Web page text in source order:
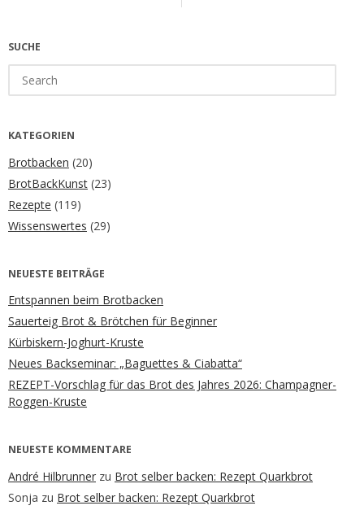
SUCHE
for:
KATEGORIEN
Brotbacken (20)
BrotBackKunst (23)
Rezepte (119)
Wissenswertes (29)
NEUESTE BEITRÄGE
Entspannen beim Brotbacken
Sauerteig Brot & Brötchen für Beginner
Kürbiskern-Joghurt-Kruste
Neues Backseminar: „Baguettes & Ciabatta“
REZEPT-Vorschlag für das Brot des Jahres 2026: Champagner-
Roggen-Kruste
NEUESTE KOMMENTARE
André Hilbrunner zu Brot selber backen: Rezept Quarkbrot
Sonja zu Brot selber backen: Rezept Quarkbrot